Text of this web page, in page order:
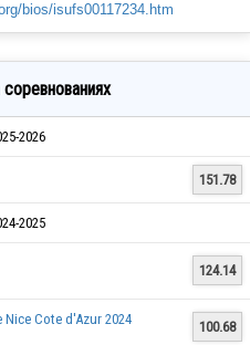
bios/isufs00117234.htm
2026
151.78
2025
124.14
Cote d'Azur 2024
100.68